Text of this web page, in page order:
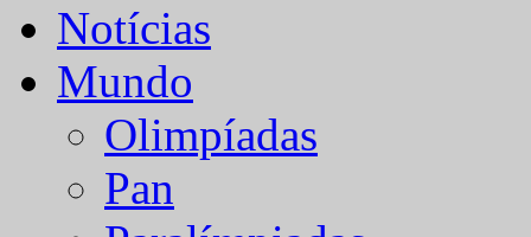
Notícias
Mundo
Olimpíadas
Pan